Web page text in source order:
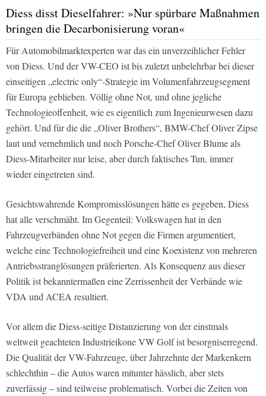
Diess disst Dieselfahrer: »Nur spürbare Maßnahmen
bringen die Decarbonisierung voran«
Für Automobilmarktexperten war das ein unverzeihlicher Fehler
von Diess. Und der VW-CEO ist bis zuletzt unbelehrbar bei dieser
einseitigen „electric only“-Strategie im Volumenfahrzeugsegment
für Europa geblieben. Völlig ohne Not, und ohne jegliche
Technologieoffenheit, wie es eigentlich zum Ingenieurwesen dazu
gehört. Und für die die „Oliver Brothers“, BMW-Chef Oliver Zipse
laut und vernehmlich und noch Porsche-Chef Oliver Blume als
Diess-Mitarbeiter nur leise, aber durch faktisches Tun, immer
wieder eingetreten sind.
Gesichtswahrende Kompromisslösungen hätte es gegeben, Diess
hat alle verschmäht. Im Gegenteil: Volkswagen hat in den
Fahrzeugverbänden ohne Not gegen die Firmen argumentiert,
welche eine Technologiefreiheit und eine Koexistenz von mehreren
Antriebsstranglösungen präferierten. Als Konsequenz aus dieser
Politik ist bekanntermaßen eine Zerrissenheit der Verbände wie
VDA und ACEA resultiert.
Vor allem die Diess-seitige Distanzierung von der einstmals
weltweit geachteten Industrieikone VW Golf ist besorgniserregend.
Die Qualität der VW-Fahrzeuge, über Jahrzehnte der Markenkern
schlechthin – die Autos waren mitunter hässlich, aber stets
zuverlässig – sind teilweise problematisch. Vorbei die Zeiten von